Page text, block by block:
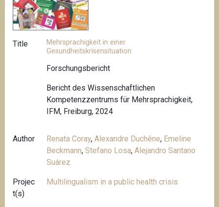
Title
Mehrsprachigkeit in einer
Gesundheitskrisensituation
Forschungsbericht
Bericht des Wissenschaftlichen
Kompetenzzentrums für Mehrsprachigkeit,
IFM, Freiburg, 2024
Author Renata Coray,Alexandre Duchêne, Emeline
Beckmann,Stefano Losa,Alejandro Santano
Suárez
Projec
t(s)
Multilingualism in a public health crisis